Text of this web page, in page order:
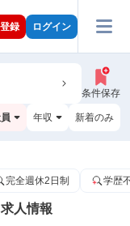
録 ログイン
条件保存
年収 新着のみ
完全週休2日制 学歴
人情報